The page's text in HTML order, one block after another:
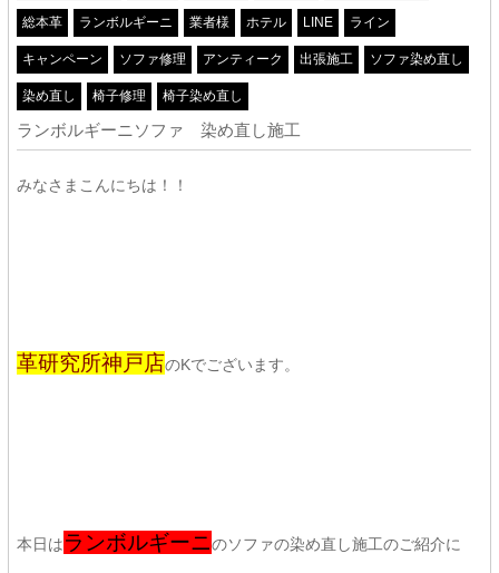
総本革 ランボルギーニ 業者様 ホテル LINE ライン
キャンペーン ソファ修理 アンティーク 出張施工 ソファ染め直し
染め直し 椅子修理 椅子染め直し
ランボルギーニソファ 染め直し施工
みなさまこんにちは！！
革研究所神戸店のKでございます。
本日はランボルギーニのソファの染め直し施工のご紹介に